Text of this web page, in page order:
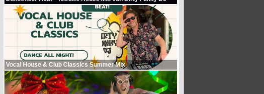
Vocal House & Club Classics Summer Mix